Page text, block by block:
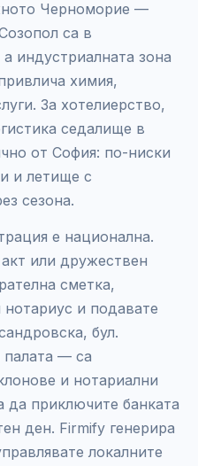
Черноморие —
са в
индустриалната зона
химия,
За хотелиерство,
седалище в
от София: по-ниски
и летище с
сезона.
е национална.
или дружествен
сметка,
и подавате
бул.
— са
и нотариални
да приключите банката
ден. Firmify генерира
локалните